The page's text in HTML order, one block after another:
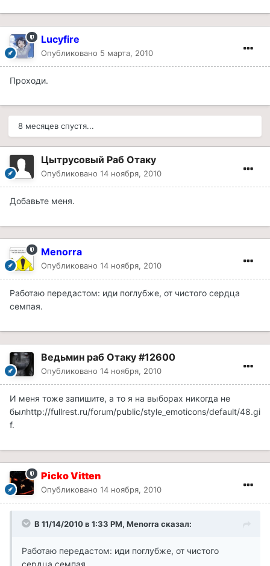
Lucyfire
Опубликовано 5 марта, 2010
Проходи.
8 месяцев спустя...
Цытрусовый Раб Отаку
Опубликовано 14 ноября, 2010
Добавьте меня.
Menorra
Опубликовано 14 ноября, 2010
Работаю передастом: иди поглубже, от чистого сердца
семпая.
Ведьмин раб Отаку #12600
Опубликовано 14 ноября, 2010
И меня тоже запишите, а то я на выборах никогда не
былhttp://fullrest.ru/forum/public/style_emoticons/default/48.gi
f.
Picko Vitten
Опубликовано 14 ноября, 2010
В 11/14/2010 в 1:33 PM, Menorra сказал:
Работаю передастом: иди поглубже, от чистого
сердца семпая.